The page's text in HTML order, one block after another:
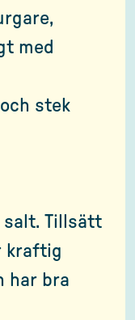
med
stek
salt. Tillsätt
kraftig
har bra